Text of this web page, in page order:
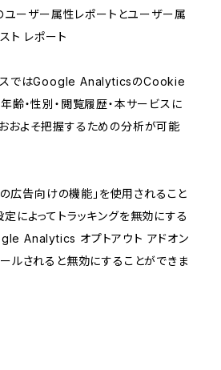
ーザー属性レポートとユーザー属
ト レポート
スではGoogle AnalyticsのCookie
齢・性別・閲覧履歴・本サービスに
およそ把握するための分析が可能
告向けの機能」を使用されること
によってトラッキングを無効にする
Analytics オプトアウト アドオン
ルされると無効にすることができま